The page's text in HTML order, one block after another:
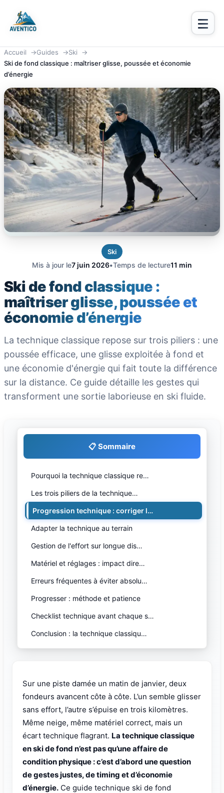
Aventico
Accueil Guides
Ski
Ski de fond classique : maîtriser glisse, poussée et économie
d’énergie
Ski
Mis à jour le7 juin 2026•Temps de lecture11 min
Ski de fond classique :
maîtriser glisse, poussée et
économie d’énergie
La technique classique repose sur trois piliers : une
poussée efficace, une glisse exploitée à fond et
une économie d'énergie qui fait toute la différence
sur la distance. Ce guide détaille les gestes qui
transforment une sortie laborieuse en ski fluide.
Sur une piste damée un matin de janvier, deux
fondeurs avancent côte à côte. L’un semble glisser
sans effort, l’autre s’épuise en trois kilomètres.
Même neige, même matériel correct, mais un
écart technique flagrant. La technique classique
en ski de fond n’est pas qu’une affaire de
condition physique : c’est d’abord une question
de gestes justes, de timing et d’économie
d’énergie. Ce guide technique ski de fond
📋 Sommaire
Pourquoi la technique classique re…
Les trois piliers de la technique…
Progression technique : corriger l…
Adapter la technique au terrain
Gestion de l'effort sur longue dis…
Matériel et réglages : impact dire…
Erreurs fréquentes à éviter absolu…
Progresser : méthode et patience
Checklist technique avant chaque s…
Conclusion : la technique classiqu…